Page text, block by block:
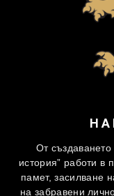
От
история” работи в
памет, засилване
на забравени